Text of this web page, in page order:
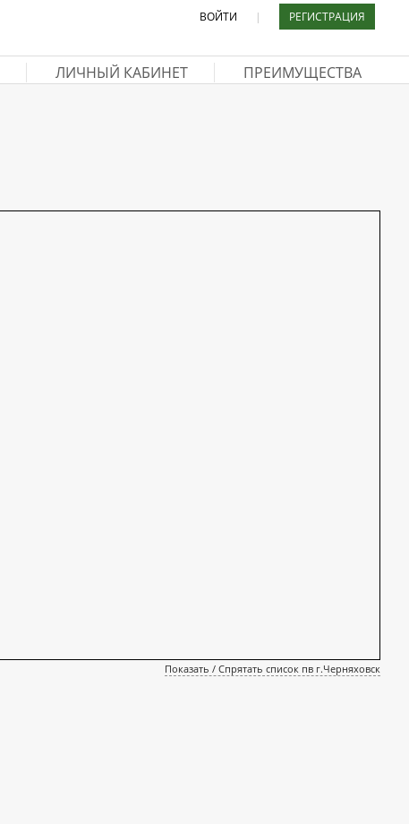
ВОЙТИ | РЕГИСТРАЦИЯ
ЛИЧНЫЙ КАБИНЕТ ПРЕИМУЩЕСТВА
Показать / Спрятать список пв г.Черняховск